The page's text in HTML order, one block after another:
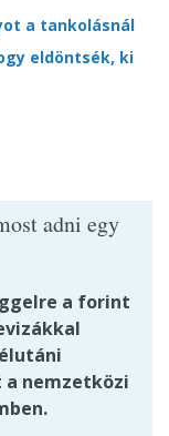
a tankolásnál
eldöntsék, ki
adni egy
a forint
a nemzetközi